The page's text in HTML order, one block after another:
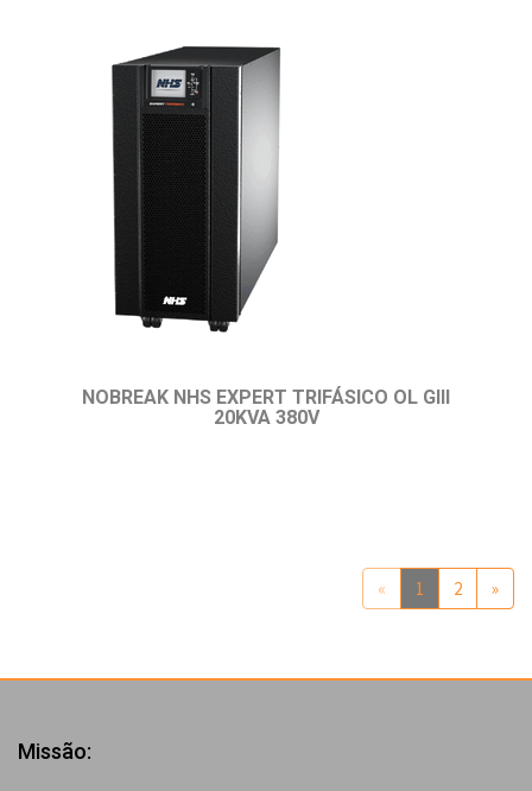
NOBREAK NHS EXPERT TRIFÁSICO OL GIII
20KVA 380V
« 1 2 »
Missão: